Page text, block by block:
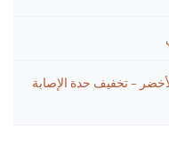
– تخفيف حدة الإصابة